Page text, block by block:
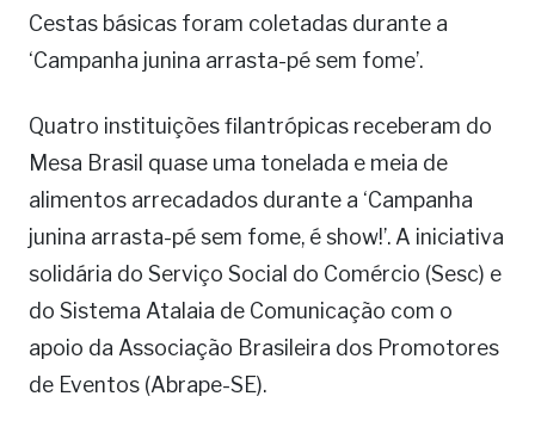
Cestas básicas foram coletadas durante a
‘Campanha junina arrasta-pé sem fome’.
Quatro instituições filantrópicas receberam do
Mesa Brasil quase uma tonelada e meia de
alimentos arrecadados durante a ‘Campanha
junina arrasta-pé sem fome, é show!’. A iniciativa
solidária do Serviço Social do Comércio (Sesc) e
do Sistema Atalaia de Comunicação com o
apoio da Associação Brasileira dos Promotores
de Eventos (Abrape-SE).